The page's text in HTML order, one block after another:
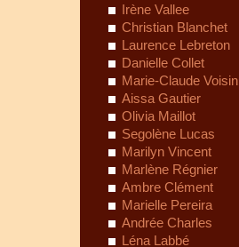
Irène Vallee
Christian Blanchet
Laurence Lebreton
Danielle Collet
Marie-Claude Voisin
Aissa Gautier
Olivia Maillot
Segolène Lucas
Marilyn Vincent
Marlène Régnier
Ambre Clément
Marielle Pereira
Andrée Charles
Léna Labbé